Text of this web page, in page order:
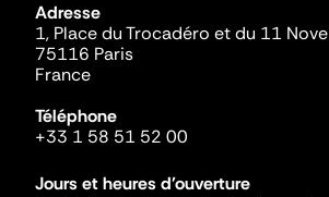
Adresse
1, Place du Trocadéro et du 11
75116 Paris
France
Téléphone
+33 1 58 51 52 00
Jours et heures d'ouverture